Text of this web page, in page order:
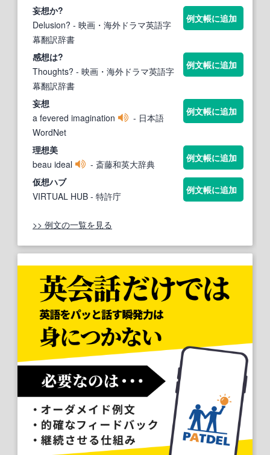
妄想か?
Delusion? - 映画・海外ドラマ英語字
幕翻訳辞書
例文帳に追加
感想は?
Thoughts? - 映画・海外ドラマ英語字
幕翻訳辞書
例文帳に追加
妄想
a fevered imagination
- 日本語
WordNet
例文帳に追加
理想美
beau ideal
- 斎藤和英大辞典
例文帳に追加
仮想ハブ
VIRTUAL HUB - 特許庁
例文帳に追加
>> 例文の一覧を見る